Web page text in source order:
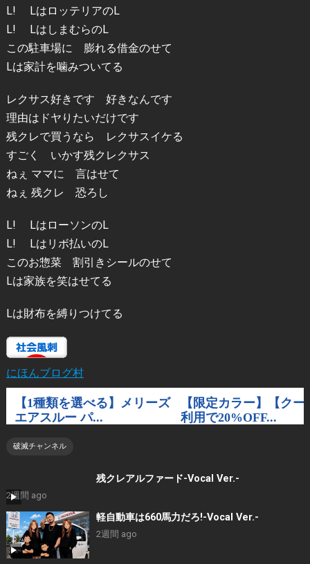
L! LはロッテリアのL
L! LはしまむらのL
この駐車場に 膨れる借金のせて
Lは家計を噛みついてる
レクサス好きです 好きなんです
理由はドヤりたいだけです
残クレで買うなら レクサスイケる
すごく いかす残クレクサス
ねぇ ママに 言はせて
ねぇ 残クレ 恐ろし
L! LはローソンのL
L! Lはリボ払いのL
このお惣菜 割引きシールのせて
Lは家族を笑はせてる
Lは財布を縛りつけてる
にほんブログ村
破滅チャンネル
残クレアルファード-Vocal Ver.-
2週間 ago
軽自動車は660馬力だろ!-Vocal Ver.-
2週間 ago